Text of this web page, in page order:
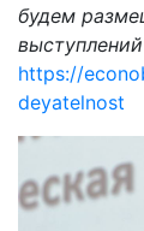
будем
https://
deyatelnost